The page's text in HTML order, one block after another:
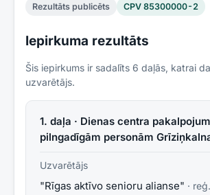
Rezultāts publicēts CPV 85300000-2
Iepirkuma rezultāts
Šis iepirkums ir sadalīts 6 daļās, katrai
uzvarētājs.
1. daļa · Dienas centra
pilngadīgām personām
Uzvarētājs
"Rīgas aktīvo senioru alianse" ·